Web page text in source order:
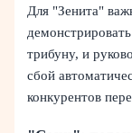
Для "Зенита"
трибуну, и
сбой
конкурентов